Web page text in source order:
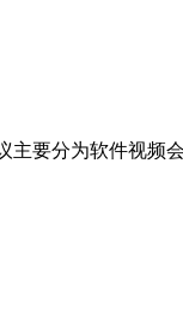
主要分为软件视频